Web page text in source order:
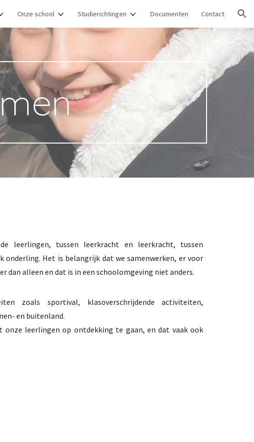
navigation
Onze school Studierichtingen Documenten Contact
leerlingen, tussen leerkracht en leerkracht, tussen
onderling. Het is belangrijk dat we samenwerken, er voor
dan alleen en dat is in een schoolomgeving niet anders.
zoals sportival, klasoverschrijdende activiteiten,
en buitenland.
onze leerlingen op ontdekking te gaan, en dat vaak ook